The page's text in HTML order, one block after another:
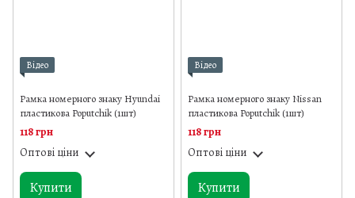
Відео
Рамка номерного знаку Hyundai
пластикова Poputchik (1шт)
118 грн
Оптові ціни
Купити
Відео
Рамка номерного знаку Nissan
пластикова Poputchik (1шт)
118 грн
Оптові ціни
Купити